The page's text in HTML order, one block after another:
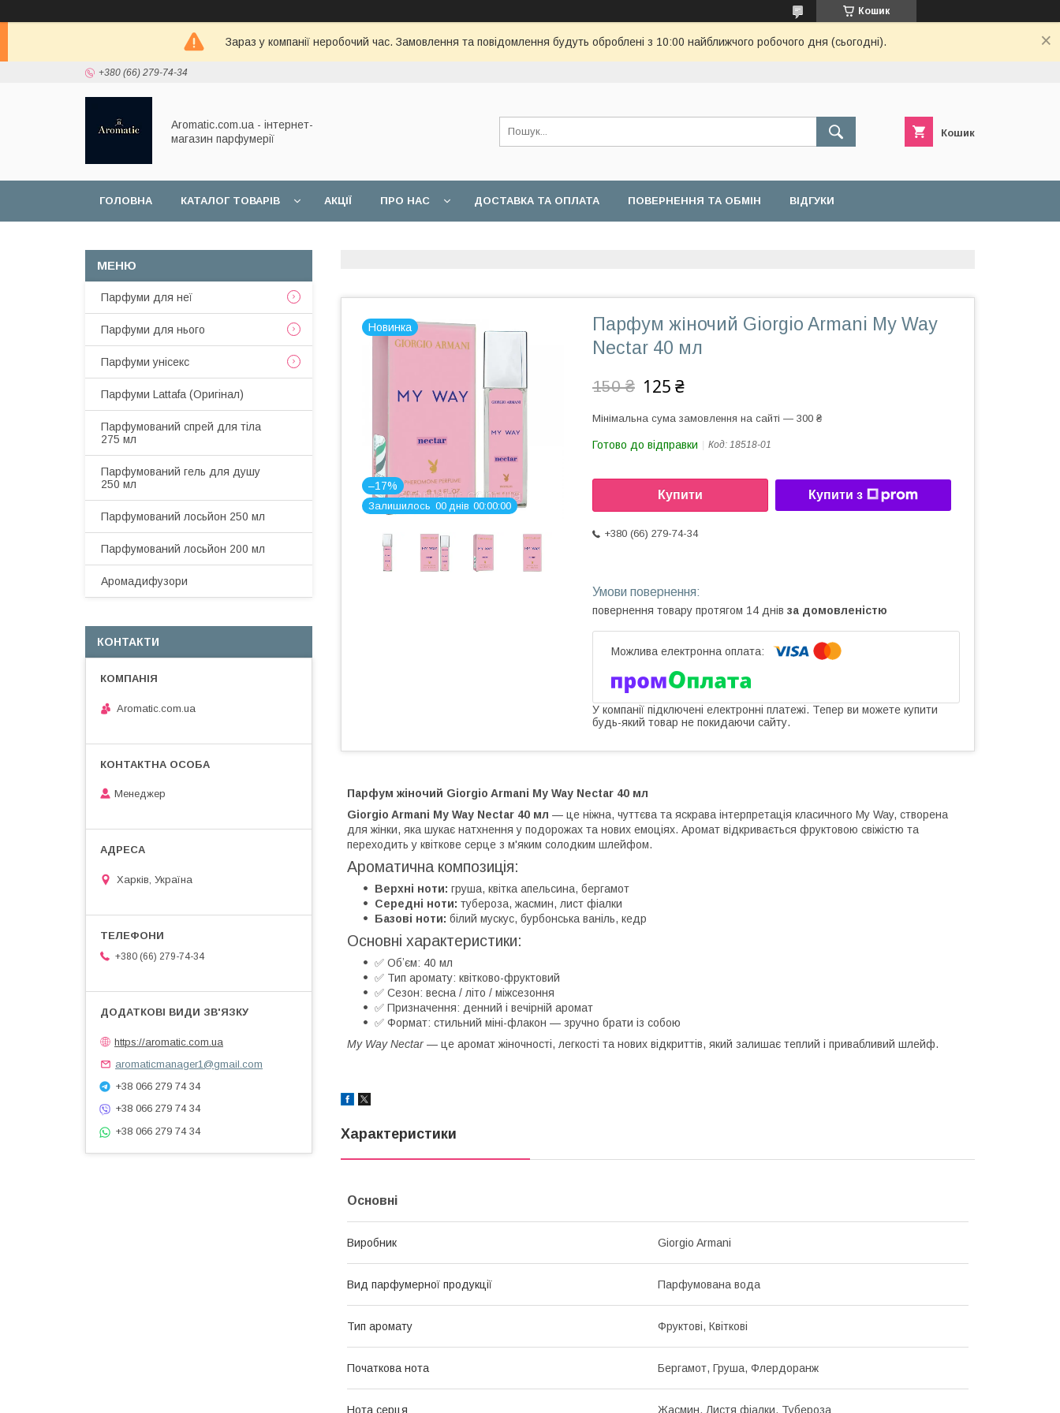
Кошик
Зараз у компанії неробочий час. Замовлення та повідомлення будуть оброблені з 10:00 найближчого робочого дня (сьогодні).
+380 (66) 279-74-34
Aromatic.com.ua - інтернет-
магазин парфумерії
Кошик
ГОЛОВНА КАТАЛОГ ТОВАРІВ АКЦІЇ ПРО НАС ДОСТАВКА ТА ОПЛАТА ПОВЕРНЕННЯ ТА ОБМІН ВІДГУКИ
Новинка
–17%
Залишилось 00 днів 00 00 00
Парфум жіночий Giorgio Armani My Way
Nectar 40 мл
150 ₴ 125 ₴
Мінімальна сума замовлення на сайті — 300 ₴
Готово до відправки Код: 18518-01
Купити Купити з
+380 (66) 279-74-34
повернення товару протягом 14 днів за домовленістю
У компанії підключені електронні платежі. Тепер ви можете купити
будь-який товар не покидаючи сайту.
Парфум жіночий Giorgio Armani My Way Nectar 40 мл
Giorgio Armani My Way Nectar 40 мл — це ніжна, чуттєва та яскрава інтерпретація класичного My Way, створена
для жінки, яка шукає натхнення у подорожах та нових емоціях. Аромат відкривається фруктовою свіжістю та
переходить у квіткове серце з м'яким солодким шлейфом.
Ароматична композиція:
Верхні ноти: груша, квітка апельсина, бергамот
Середні ноти: тубероза, жасмин, лист фіалки
Базові ноти: білий мускус, бурбонська ваніль, кедр
Основні характеристики:
✅ Обʼєм: 40 мл
✅ Тип аромату: квітково-фруктовий
✅ Сезон: весна / літо / міжсезоння
✅ Призначення: денний і вечірній аромат
✅ Формат: стильний міні-флакон — зручно брати із собою
My Way Nectar — це аромат жіночності, легкості та нових відкриттів, який залишає теплий і привабливий шлейф.
Характеристики
Основні
Виробник Giorgio Armani
Вид парфумерної продукції Парфумована вода
Тип аромату Фруктові, Квіткові
Початкова нота Бергамот, Груша, Флердоранж
Нота серця Жасмин, Листя фіалки, Тубероза
Парфуми для неї
Парфуми для нього
Парфуми унісекс
Парфуми Lattafa (Оригінал)
Парфумований спрей для тіла
275 мл
Парфумований гель для душу
250 мл
Парфумований лосьйон 250 мл
Парфумований лосьйон 200 мл
Аромадифузори
КОНТАКТИ
Aromatic.com.ua
Менеджер
Харків, Україна
+380 (66) 279-74-34
https://aromatic.com.ua
aromaticmanager1@gmail.com
+38 066 279 74 34
+38 066 279 74 34
+38 066 279 74 34